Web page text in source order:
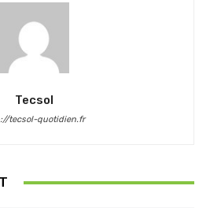
Tecsol
tecsol-quotidien.fr